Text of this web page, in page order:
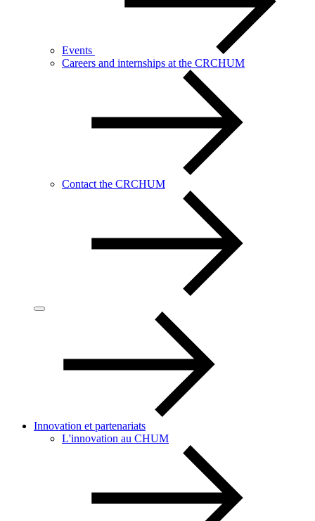
Events
Careers and internships at the CRCHUM
Contact the CRCHUM
Innovation et partenariats
L'innovation au CHUM